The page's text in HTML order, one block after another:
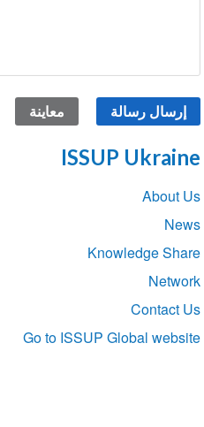
ISSUP Ukraine
Section
navigation
About Us
News
Knowledge Share
Network
Contact Us
Go to ISSUP Global website